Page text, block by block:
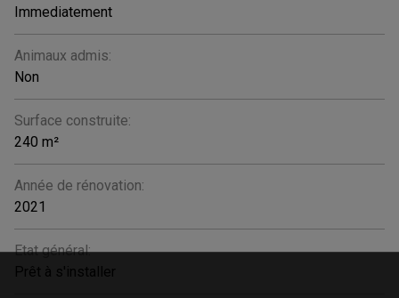
Immediatement
Animaux admis:
Non
Surface construite:
240 m²
Année de rénovation:
2021
Etat général:
Prêt à s'installer